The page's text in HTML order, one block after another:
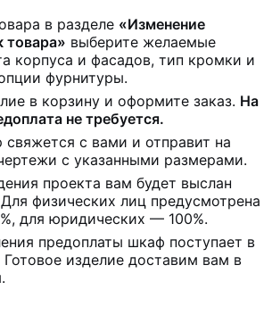
в разделе «Изменение
товара» выберите желаемые
корпуса и фасадов, тип кромки и
фурнитуры.
в корзину и оформите заказ. На
не требуется.
с вами и отправит на
с указанными размерами.
проекта вам будет выслан
физических лиц предусмотрена
для юридических — 100%.
предоплаты шкаф поступает в
Готовое изделие доставим вам в